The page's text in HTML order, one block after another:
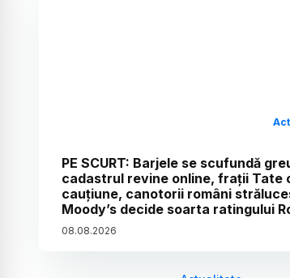
PE SCURT: Barjele se scufundă
cadastrul revine online, frații Tate
cauțiune, canotorii români
Moody’s decide soarta ratingului
08.08.2026